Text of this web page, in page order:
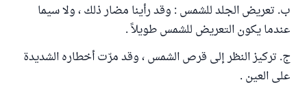
ب. تعريض الجلد للشمس : وقد رأينا مضار ذلك ، ولا سيما
عندما يكون التعريض للشمس طويلاً .
ج. تركيز النظر إلى قرص الشمس ، وقد مرّت أخطاره الشديدة
على العين .